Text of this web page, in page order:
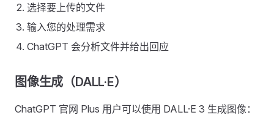
选择要上传的文件
输入您的处理需求
ChatGPT 会分析文件并给出回应
图像生成（DALL·E）
ChatGPT 官网 Plus 用户可以使用 DALL·E 3 生成图像：